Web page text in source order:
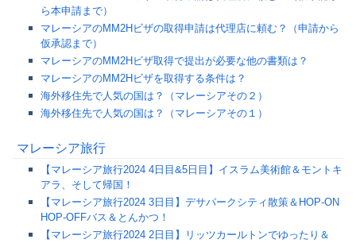
ら本申請まで）
マレーシアのMM2Hビザの取得申請は代理店に頼む？（申請から
仮承認まで）
マレーシアのMM2Hビザ取得で提出が必要な他の書類は？
マレーシアのMM2Hビザを取得する条件は？
海外移住先で人気の国は？（マレーシアその２）
海外移住先で人気の国は？（マレーシアその１）
マレーシア旅行
【マレーシア旅行2024 4日目&5日目】イスラム美術館＆モントキ
アラ、そして帰国！
【マレーシア旅行2024 3日目】デサパークシティ散策＆HOP-ON
HOP-OFFバス＆とんかつ！
【マレーシア旅行2024 2日目】リッツカールトンでゆったり＆